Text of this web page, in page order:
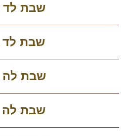
שבת לד
שבת לד
שבת לה
שבת לה